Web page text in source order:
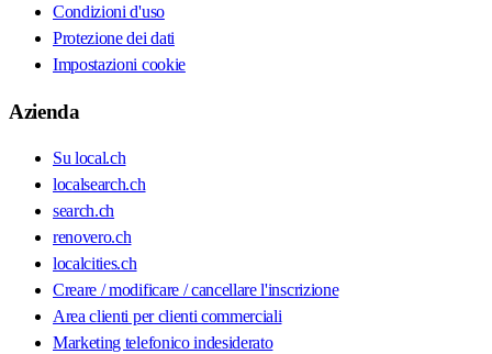
Condizioni d'uso
Protezione dei dati
Impostazioni cookie
Azienda
Su local.ch
localsearch.ch
search.ch
renovero.ch
localcities.ch
Creare / modificare / cancellare l'inscrizione
Area clienti per clienti commerciali
Marketing telefonico indesiderato